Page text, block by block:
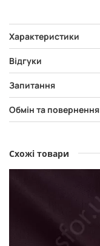
Характеристики
Відгуки
Запитання
Обмін та повернення
Схожі товари